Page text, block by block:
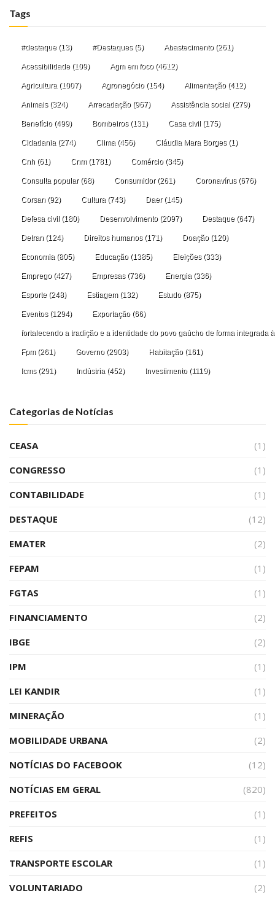
Tags
#destaque (13) #Destaques(5) Abastecimento(261)
Acessibilidade (109) Agm em foco(4612)
Agricultura (1007) Agronegócio(154) Alimentação(412)
Animais(324) Arrecadação(967) Assistência social (279)
Benefício(499) Bombeiros(131) Casa civil (175)
Cidadania (274) Clima (456) Cláudia Mara Borges(1)
Cnh (61) Cnm(1781) Comércio(345)
Consulta popular(68) Consumidor(261) Coronavírus(676)
Corsan (92) Cultura (743) Daer(145)
Defesa civil (180) Desenvolvimento(2097) Destaque (647)
Detran (124) Direitos humanos(171) Doação(120)
Economia (805) Educação(1385) Eleições(333)
Emprego(427) Empresas(736) Energia (336)
Esporte (248) Estiagem(132) Estudo(875)
Eventos(1294) Exportação(66)
fortalecendo a tradição e a identidade do povo gaúcho de forma
Fpm(261) Governo(2903) Habitação(161)
Icms(291) Indústria (452) Investimento(1119)
Categorias de Notícias
CEASA
(1)
CONGRESSO
(1)
CONTABILIDADE
(1)
DESTAQUE
(12)
EMATER
(2)
FEPAM
(1)
FGTAS
(1)
FINANCIAMENTO
(2)
IBGE
(2)
IPM
(1)
LEI KANDIR
(1)
MINERAÇÃO
(1)
MOBILIDADE URBANA
(2)
NOTÍCIAS DO FACEBOOK
(12)
NOTÍCIAS EM GERAL
(820)
PREFEITOS
(1)
REFIS
(1)
TRANSPORTE ESCOLAR
(1)
VOLUNTARIADO
(2)